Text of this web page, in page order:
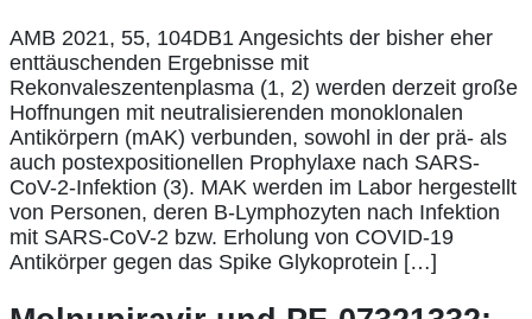
AMB 2021, 55, 104DB1 Angesichts der bisher eher
enttäuschenden Ergebnisse mit
Rekonvaleszentenplasma (1, 2) werden derzeit große
Hoffnungen mit neutralisierenden monoklonalen
Antikörpern (mAK) verbunden, sowohl in der prä- als
auch postexpositionellen Prophylaxe nach SARS-
CoV-2-Infektion (3). MAK werden im Labor hergestellt
von Personen, deren B-Lymphozyten nach Infektion
mit SARS-CoV-2 bzw. Erholung von COVID-19
Antikörper gegen das Spike Glykoprotein […]